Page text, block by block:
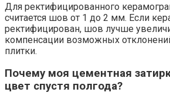
Для ректифицированного
считается шов от 1 до 2 мм. Если
ректифицирован, шов лучше
компенсации возможных
плитки.
Почему моя цементная
цвет спустя полгода?